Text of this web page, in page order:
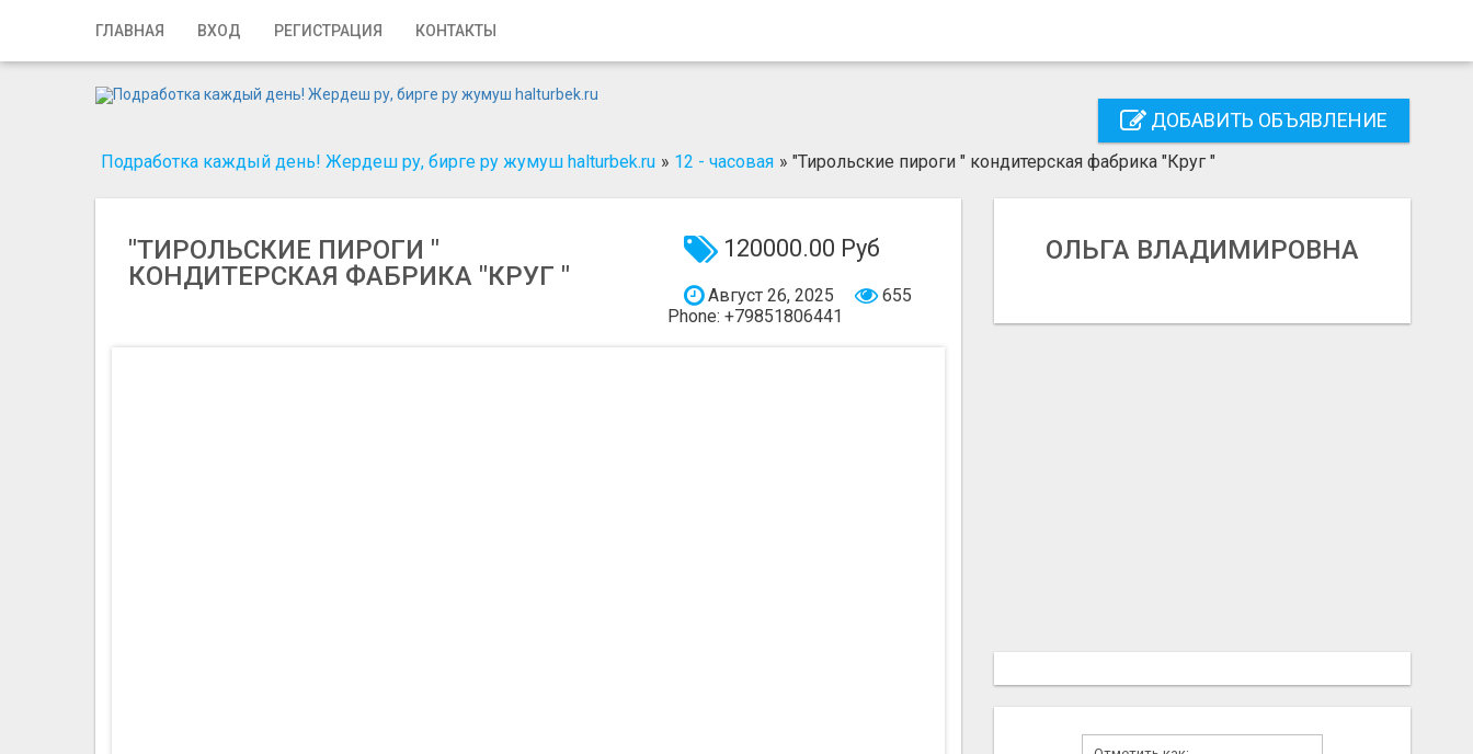
ГЛАВНАЯ ВХОД РЕГИСТРАЦИЯ КОНТАКТЫ
Главная
Контакты
ДОБАВИТЬ ОБЪЯВЛЕНИЕ
Подработка каждый день! Жердеш ру, бирге ру жумуш halturbek.ru » 12 - часовая » "Тирольские пироги " кондитерская фабрика "Круг "
"ТИРОЛЬСКИЕ ПИРОГИ "
КОНДИТЕРСКАЯ ФАБРИКА "КРУГ "
120000.00 Руб
Август 26, 2025
655
Phone: +79851806441
ОЛЬГА ВЛАДИМИРОВНА